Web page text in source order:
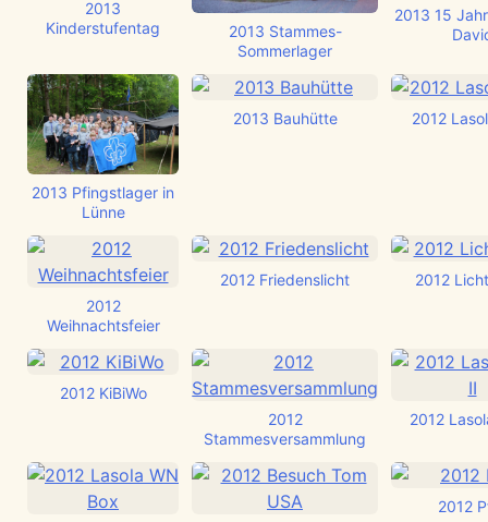
2013
Kinderstufentag
2013 Stammes-
Sommerlager
2013 15
2013 Pfingstlager in
Lünne
2013 Bauhütte 2012
2012
Weihnachtsfeier
2012 Friedenslicht 2012
2012 KiBiWo
2012
Stammesversammlung
2012
2012